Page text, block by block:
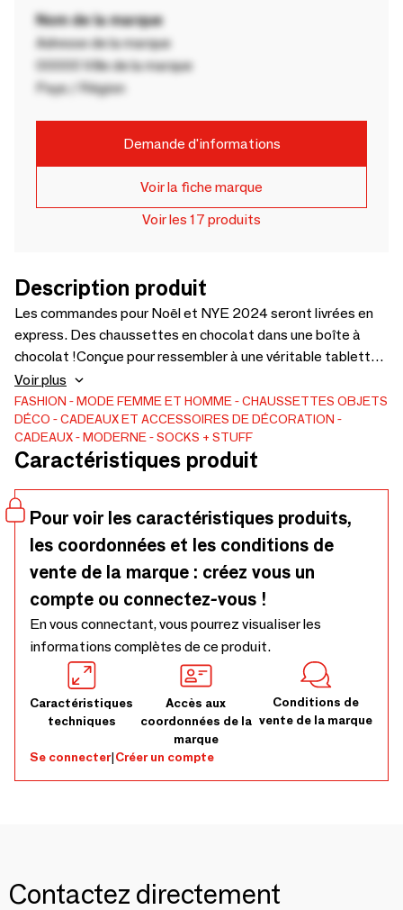
Nom de la marque
Adresse de la marque
00000 Ville de la marque
Pays / Région
Demande d'informations
Voir la fiche marque
Voir les 17 produits
Description produit
Les commandes pour Noël et NYE 2024 seront livrées en
express. Des chaussettes en chocolat dans une boîte à
chocolat !Conçue pour ressembler à une véritable tablette
de chocolat et également emballée comme telle. Contient 1
paire de chaussettes. Toutes nos chaussettes sont
fabriquées à partir de matériaux certifiés OEKO-TEX®.
Composition : 80 % coton, 18 % élasthanne, 2 %N'oubliez
pas de consulter notre page Web et Instagram pour en
savoir plus !/socksandstufftr... (special delivery options
available please contact via email) - MADE IN EU - ready to
order in bulk.RTO 101
Voir plus
FASHION MODE FEMME ET HOMME CHAUSSETTES OBJETS
DÉCO
CADEAUX ET ACCESSOIRES DE DÉCORATION
CADEAUX
MODERNE SOCKS + STUFF
Caractéristiques produit
Pour voir les caractéristiques produits,
les coordonnées et les conditions de
vente de la marque : créez vous un
compte ou connectez-vous !
En vous connectant, vous pourrez visualiser les
informations complètes de ce produit.
Caractéristiques
techniques
Accès aux
coordonnées de la
marque
Conditions de
vente de la marque
Se connecter|Créer un compte
Contactez directement